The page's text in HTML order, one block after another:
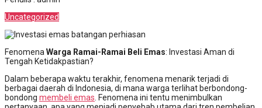
Uncategorized
Fenomena Warga Ramai-Ramai Beli Emas: Investasi Aman di
Tengah Ketidakpastian?
Dalam beberapa waktu terakhir, fenomena menarik terjadi di
berbagai daerah di Indonesia, di mana warga terlihat berbondong-
bondong membeli emas . Fenomena ini tentu menimbulkan